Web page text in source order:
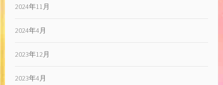
2024年11月
2024年4月
2023年12月
2023年4月